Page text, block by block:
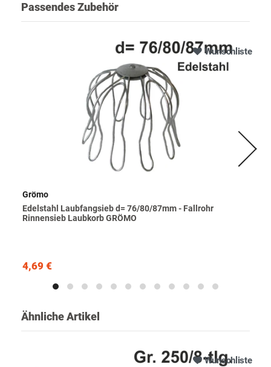
Passendes Zubehör
Wunschliste
Grömo
Edelstahl Laubfangsieb d= 76/80/87mm - Fallrohr
Rinnensieb Laubkorb GRÖMO
4,69 €
Ähnliche Artikel
Wunschliste